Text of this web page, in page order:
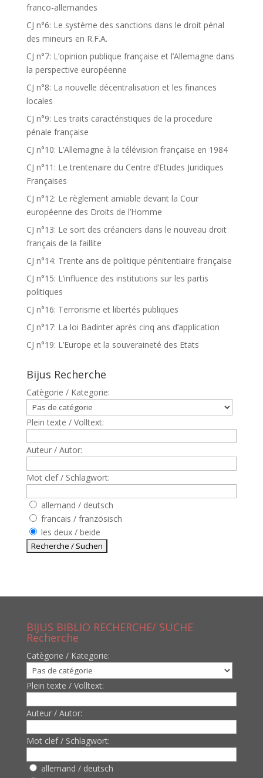
franco-allemandes
CJ n°6: Le système des sanctions dans le droit pénal
des mineurs en R.F.A.
CJ n°7: L’opinion publique française et l’Allemagne dans
la perspective européenne
CJ n°8: La nouvelle décentralisation et les finances
locales
CJ n°9: Les traits caractéristiques de la procedure
pénale française
CJ n°10: L’Allemagne à la télévision française en 1984
CJ n°11: Le trentenaire du Centre d’Etudes Juridiques
Françaises
CJ n°12: Le règlement amiable devant la Cour
européenne des Droits de l’Homme
CJ n°13: Le sort des créanciers dans le nouveau droit
français de la faillite
CJ n°14: Trente ans de politique pénitentiaire française
CJ n°15: L’influence des institutions sur les partis
politiques
CJ n°16: Terrorisme et libertés publiques
CJ n°17: La loi Badinter après cinq ans d’application
CJ n°19: L’Europe et la souveraineté des Etats
Bijus Recherche
Catègorie / Kategorie:
Plein texte / Volltext:
Auteur / Autor:
Mot clef / Schlagwort:
allemand / deutsch
francais / französisch
les deux / beide
BIJUS BIBLIO RECHERCHE/ SUCHE
Recherche
Catègorie / Kategorie:
Plein texte / Volltext:
Auteur / Autor:
Mot clef / Schlagwort:
allemand / deutsch